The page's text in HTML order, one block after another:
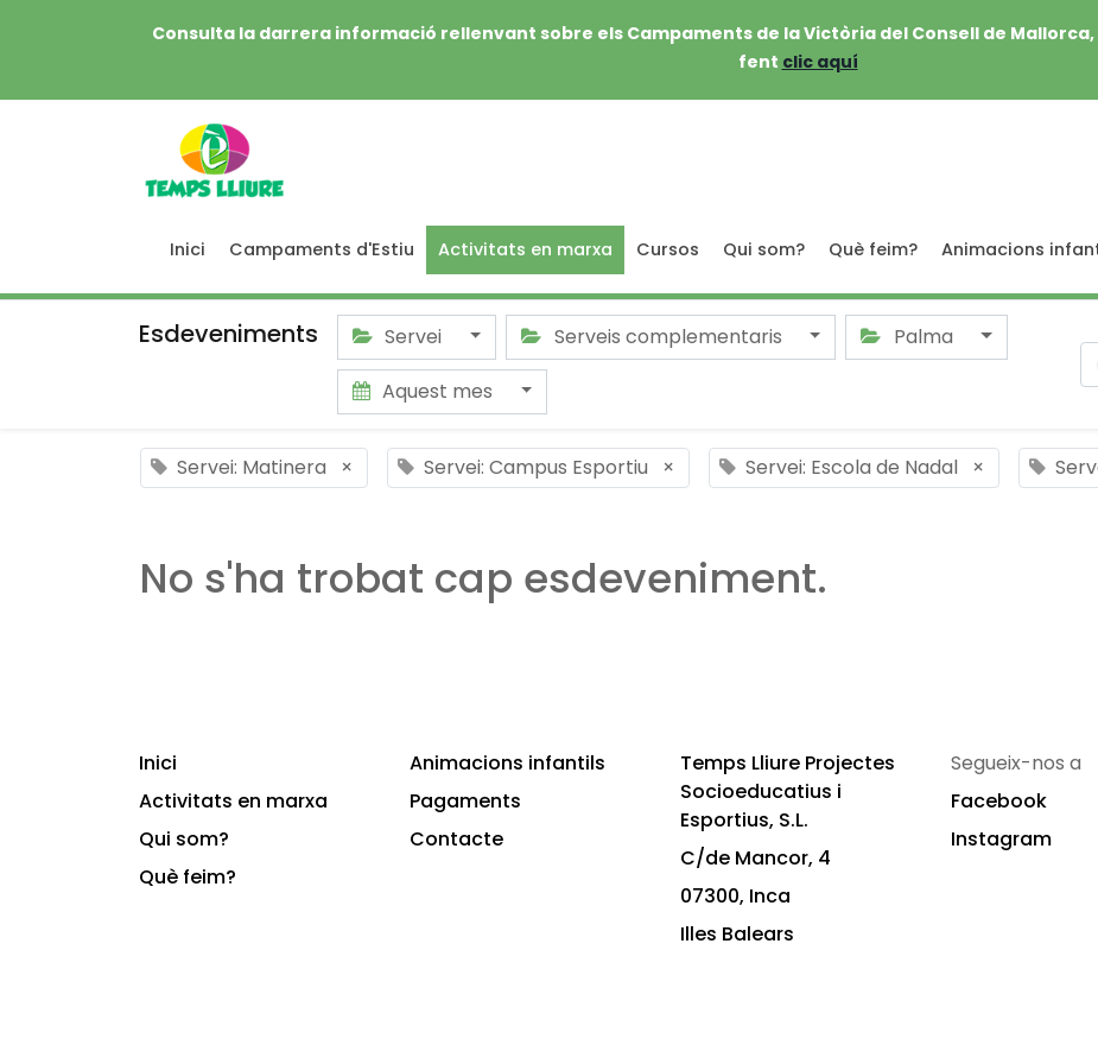
Consulta la darrera informació rellenvant sobre els Campaments de la Victòria del Consell de
fent clic aquí
Inici Campaments d'Estiu Activitats en marxa Cursos Qui som? Què feim? Animacions
Esdeveniments Servei Serveis complementaris
Palma
Aquest mes
Servei: Matinera × Servei: Campus Esportiu × Servei: Escola de Nadal ×
No s'ha trobat cap esdeveniment.
Inici
Activitats en marxa
Qui som?
Què feim?
Animacions infantils
Pagaments
Contacte
Temps Lliure Projectes
Socioeducatius i
Esportius, S.L.
C/de Mancor, 4
07300, Inca
Illes Balears
Segueix-nos a
Facebook
Instagram